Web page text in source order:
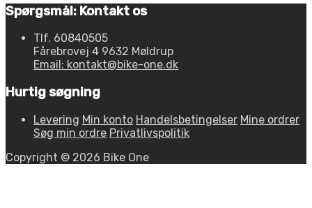
Spørgsmål: Kontakt os
Tlf. 60840505
Fårebrovej 4 9632 Møldrup
Email: kontakt@bike-one.dk
Hurtig søgning
Levering Min konto Handelsbetingelser Mine ordrer
Søg min ordre Privatlivspolitik
Copyright © 2026 Bike One